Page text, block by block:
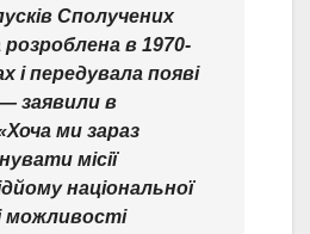
Сполучених
в 1970-
і передувала появі
заявили в
ми зараз
місії
національної
можливості